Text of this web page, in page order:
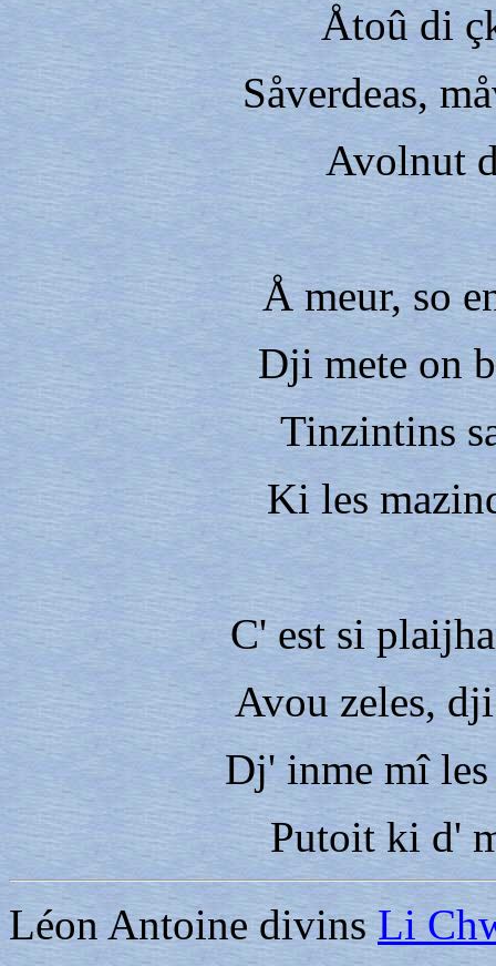
Åtoû di
Såverdeas,
Avolnut
Å meur, so
Dji mete on
Tinzintins
Ki les
C' est si
Avou zeles,
Dj' inme mî
Putoit ki d'
Léon Antoine divinsLi